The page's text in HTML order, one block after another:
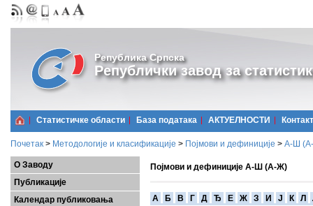
Република Српска
Републички завод за
Статистичке области Базa података АКТУЕЛНОСТИ Контакт
Почетак > Методологије и класификације > Појмови и дефиниције > А-Ш
О Заводу
Публикације
Календар публиковања
Појмови и дефиниције А-Ш (А-Ж)
A Б В Г Д Ђ Е Ж З И Ј К Л